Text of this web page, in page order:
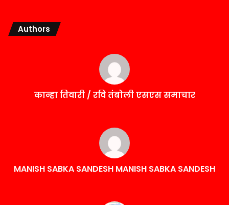
Authors
कान्हा तिवारी / रवि तंबोली एसएस समाचार
MANISH SABKA SANDESH MANISH SABKA SANDESH